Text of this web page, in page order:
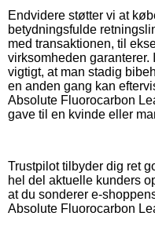
Endvidere støtter vi at
betydningsfulde
med transaktionen, til
virksomheden garanterer.
vigtigt, at man stadig
en anden gang kan
Absolute Fluorocarbon
gave til en kvinde eller
Trustpilot tilbyder dig ret
hel del aktuelle kunders
at du sonderer e-
Absolute Fluorocarbon